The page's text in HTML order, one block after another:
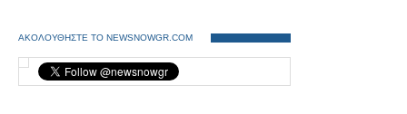
ΑΚΟΛΟΥΘΗΣΤΕ ΤΟ NEWSNOWGR.COM